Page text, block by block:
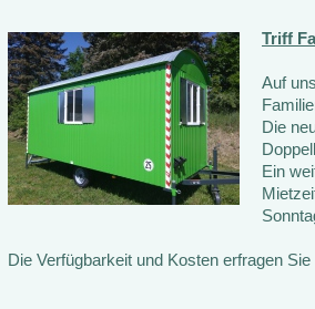
Triff
Auf
Die
Ein
Die Verfügbarkeit und Kosten erfragen